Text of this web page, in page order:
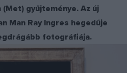
gyűjteménye. Az új
Man Ray Ingres hegedűje
fotográfiája.